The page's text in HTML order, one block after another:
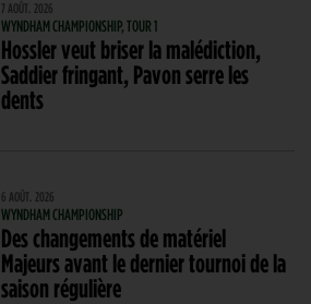
7 AOÛT. 2026
WYNDHAM CHAMPIONSHIP, TOUR 1
Hossler veut briser la malédiction,
Saddier fringant, Pavon serre les
dents
6 AOÛT. 2026
WYNDHAM CHAMPIONSHIP
Des changements de matériel
Majeurs avant le dernier tournoi de la
saison régulière